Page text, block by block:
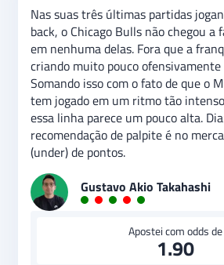
Nas suas três últimas partidas
back, o Chicago Bulls não chegou a
em nenhuma delas. Fora que a
criando muito pouco ofensivamente
Somando isso com o fato de que o
tem jogado em um ritmo tão
essa linha parece um pouco alta.
recomendação de palpite é no
(under) de pontos.
Gustavo Akio Takahashi
Apostei com odds de
1.90